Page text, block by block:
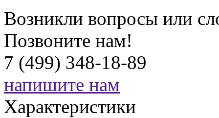
Возникли вопросы или
Позвоните нам!
7 (499) 348-18-89
напишите нам
Характеристики